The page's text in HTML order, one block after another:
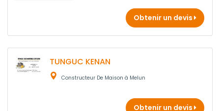
Obtenir un devis
TUNGUC KENAN
Constructeur De Maison à Melun
Obtenir un devis